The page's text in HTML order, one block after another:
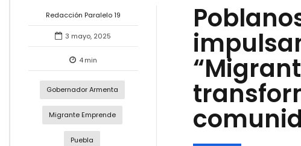
Redacción Paralelo 19
3 mayo, 2025
4 min
Gobernador Armenta
Migrante Emprende
Puebla